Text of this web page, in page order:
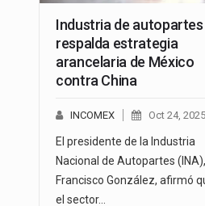
Industria de autopartes
respalda estrategia
arancelaria de México
contra China
INCOMEX Oct 24, 2025
El presidente de la Industria
Nacional de Autopartes (INA),
Francisco González, afirmó
el sector…